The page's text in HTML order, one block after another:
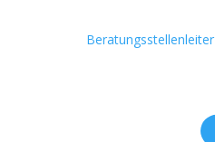
Beratungsstellenleiter